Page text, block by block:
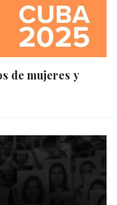
de mujeres y